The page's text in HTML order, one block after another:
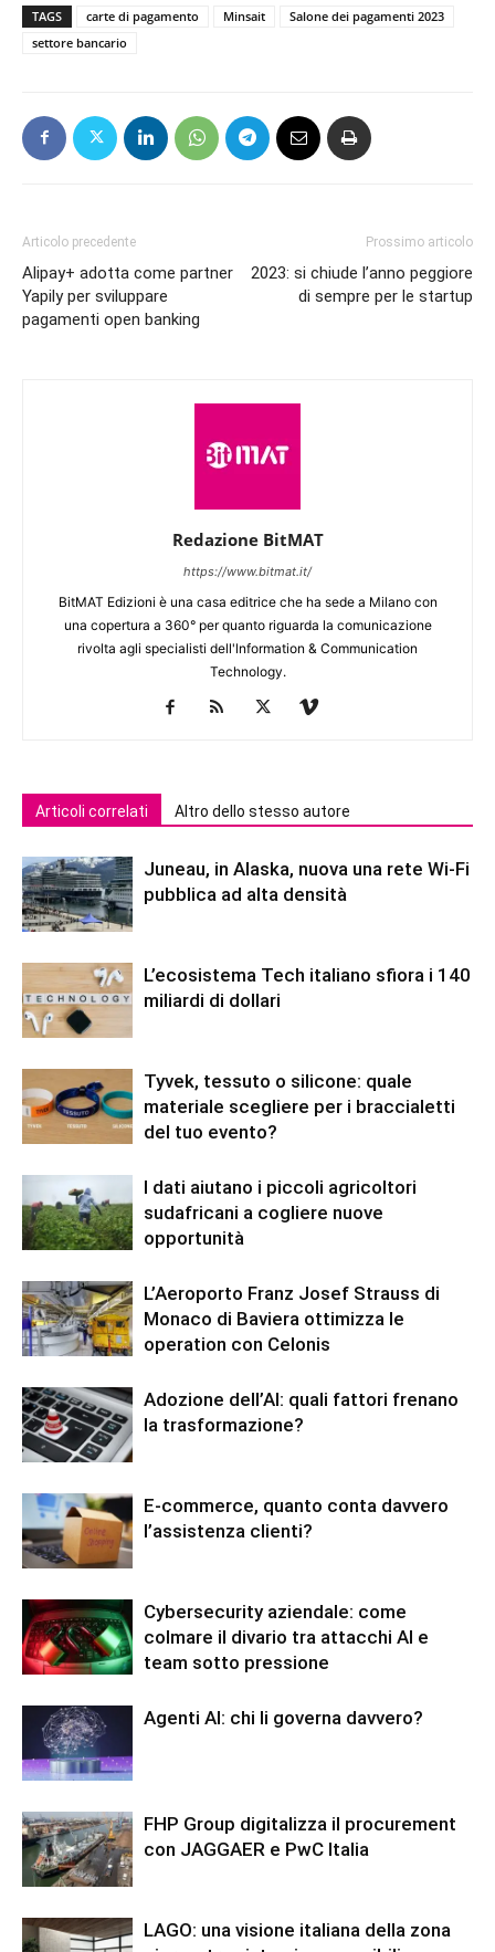
TAGS carte di pagamento Minsait
Salone dei pagamenti 2023
settore bancario
Articolo precedente
Alipay+ adotta come partner
Yapily per sviluppare
pagamenti open banking
Prossimo articolo
2023: si chiude l’anno peggiore
di sempre per le startup
Redazione BitMAT
https://www.bitmat.it/
BitMAT Edizioni è una casa editrice che ha sede a Milano con
una copertura a 360° per quanto riguarda la comunicazione
rivolta agli specialisti dell'lnformation & Communication
Technology.
Articoli correlati Altro dello stesso autore
Juneau, in Alaska, nuova una rete Wi-Fi
pubblica ad alta densità
L’ecosistema Tech italiano sfiora i 140
miliardi di dollari
Tyvek, tessuto o silicone: quale
materiale scegliere per i braccialetti
del tuo evento?
I dati aiutano i piccoli agricoltori
sudafricani a cogliere nuove
opportunità
L’Aeroporto Franz Josef Strauss di
Monaco di Baviera ottimizza le
operation con Celonis
Adozione dell’AI: quali fattori frenano
la trasformazione?
E-commerce, quanto conta davvero
l’assistenza clienti?
Cybersecurity aziendale: come
colmare il divario tra attacchi AI e
team sotto pressione
Agenti AI: chi li governa davvero?
FHP Group digitalizza il procurement
con JAGGAER e PwC Italia
LAGO: una visione italiana della zona